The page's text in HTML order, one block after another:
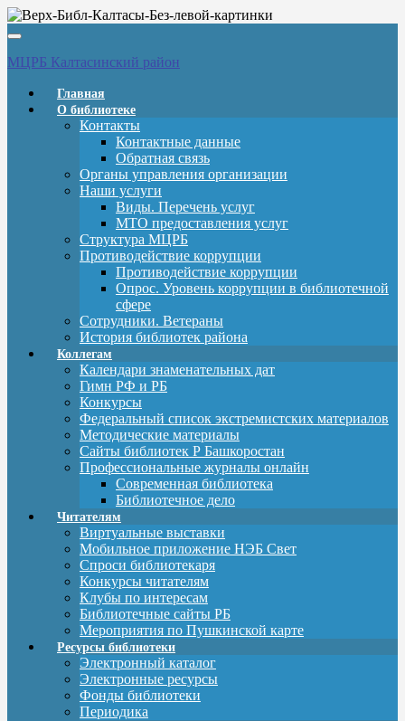
Вкл/
выкл
навигации
МЦРБ Калтасинский район
Главная
О библиотеке
Контакты
Контактные данные
Обратная связь
Органы управления организации
Наши услуги
Виды. Перечень услуг
МТО предоставления услуг
Структура МЦРБ
Противодействие коррупции
Противодействие коррупции
Опрос. Уровень коррупции в библиотечной
сфере
Сотрудники. Ветераны
История библиотек района
Коллегам
Календари знаменательных дат
Гимн РФ и РБ
Конкурсы
Федеральный список экстремистских материалов
Методические материалы
Сайты библиотек Р Башкоростан
Профессиональные журналы онлайн
Современная библиотека
Библиотечное дело
Читателям
Виртуальные выставки
Мобильное приложение НЭБ Свет
Спроси библиотекаря
Конкурсы читателям
Клубы по интересам
Библиотечные сайты РБ
Мероприятия по Пушкинской карте
Ресурсы библиотеки
Электронный каталог
Электронные ресурсы
Фонды библиотеки
Периодика